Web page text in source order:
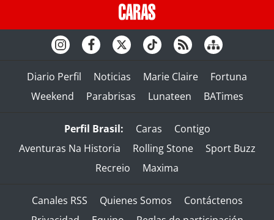
Diario Perfil Noticias Marie Claire
Fortuna
Weekend
Parabrisas Lunateen BATimes
Perfil Brasil: Caras
Contigo
Aventuras Na Historia
Rolling Stone
Sport Buzz
Recreio
Maxima
Canales RSS Quienes Somos
Contáctenos